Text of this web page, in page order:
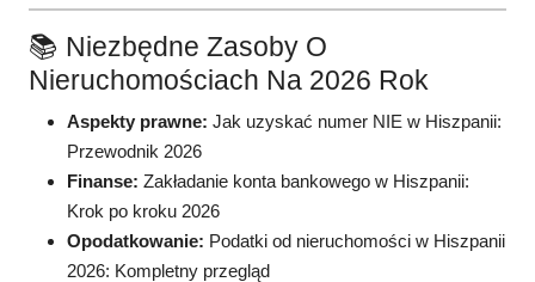
📚 Niezbędne Zasoby O
Nieruchomościach Na 2026 Rok
Aspekty prawne: Jak uzyskać numer NIE w Hiszpanii:
Przewodnik 2026
Finanse: Zakładanie konta bankowego w Hiszpanii:
Krok po kroku 2026
Opodatkowanie: Podatki od nieruchomości w Hiszpanii
2026: Kompletny przegląd